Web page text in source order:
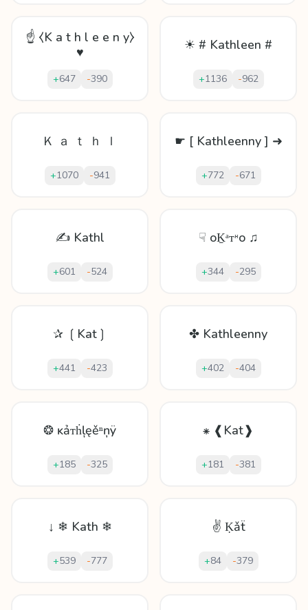
☝ ⧼K a t h l e e n y⧽
♥
+647 -390
☀ # Kathleen #
+1136 -962
Ｋ ａ ｔ ｈ ｌ
+1070 -941
☛ [ Kathleenny ] ➜
+772 -671
✍ Kathl
+601 -524
☟ oḴᵃᴛᵸo ♫
+344 -295
✰ ❲Kat❳
+441 -423
✤ Kathleenny
+402 -404
❂ ĸảᴛḣļęěⁿņÿ
+185 -325
⁕ ❰Kat❱
+181 -381
↓ ❄ Kath ❄
+539 -777
✌ Ḳǎẗ
+84 -379